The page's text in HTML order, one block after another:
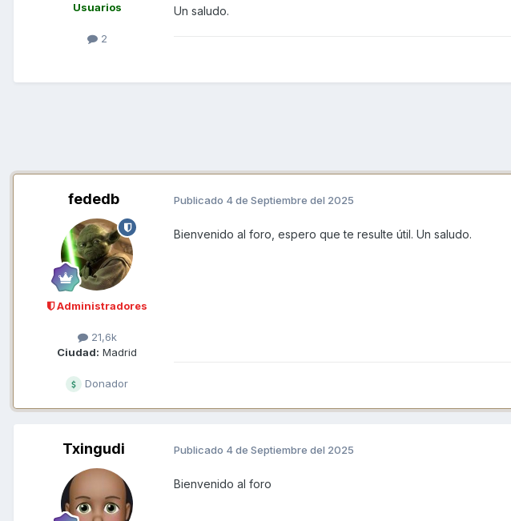
Usuarios
2
Un saludo.
fededb
Administradores
21,6k
Ciudad: Madrid
Donador
Publicado 4 de Septiembre del 2025
Bienvenido al foro, espero que te resulte útil. Un saludo.
Txingudi Publicado 4 de Septiembre del 2025
Bienvenido al foro